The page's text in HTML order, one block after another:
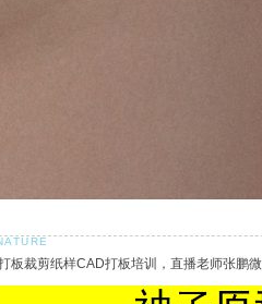
板裁剪纸样CAD打板培训，直播老师张鹏